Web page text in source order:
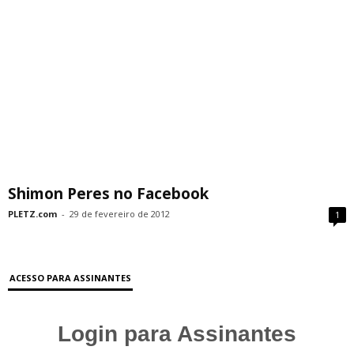
Shimon Peres no Facebook
PLETZ.com - 29 de fevereiro de 2012 1
ACESSO PARA ASSINANTES
Login para Assinantes